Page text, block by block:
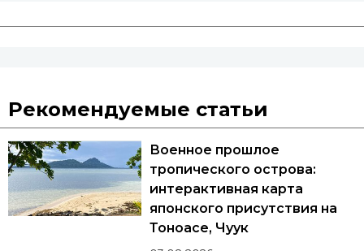
Рекомендуемые статьи
Военное прошлое
тропического острова:
интерактивная карта
японского присутствия на
Тоноасе, Чуук